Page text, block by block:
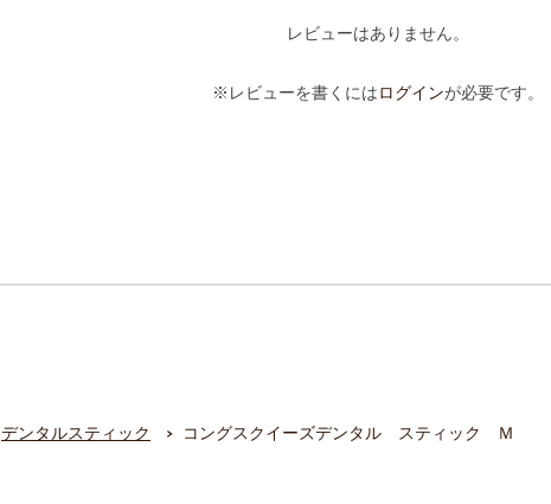
レビューはありません。
※レビューを書くにはログインが必要です。
デンタルスティック コングスクイーズデンタル スティック Ｍ